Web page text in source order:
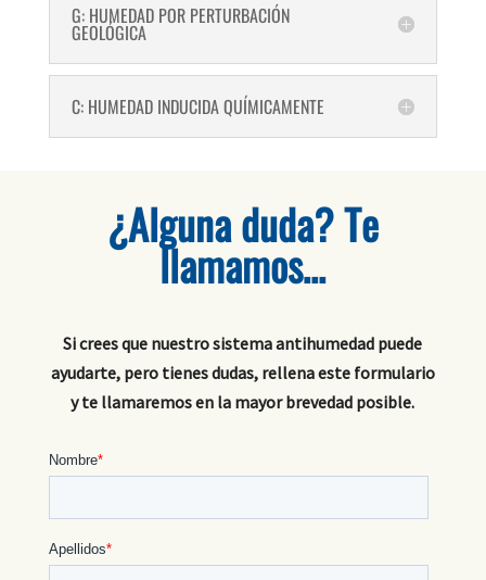
G: HUMEDAD POR PERTURBACIÓN
GEOLÓGICA
C: HUMEDAD INDUCIDA QUÍMICAMENTE
¿Alguna duda? Te
llamamos…
Si crees que nuestro sistema antihumedad puede
ayudarte, pero tienes dudas, rellena este formulario
y te llamaremos en la mayor brevedad posible.